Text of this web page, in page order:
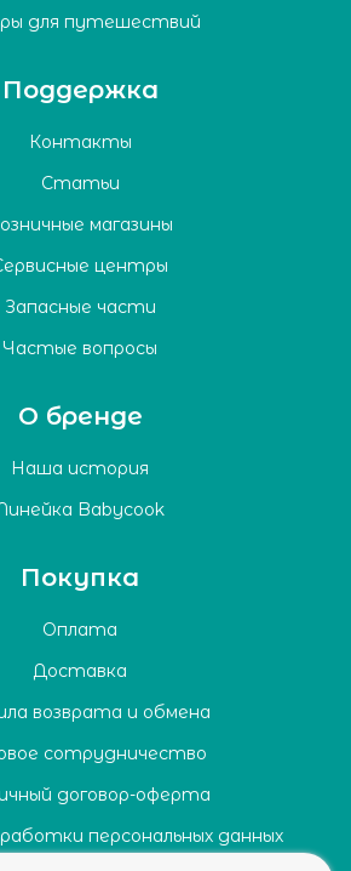
для путешествий
Поддержка
Контакты
Статьи
магазины
центры
Запасные части
Частые вопросы
О бренде
Наша история
Babycook
Покупка
Оплата
Доставка
возврата и обмена
сотрудничество
договор-оферта
персональных данных